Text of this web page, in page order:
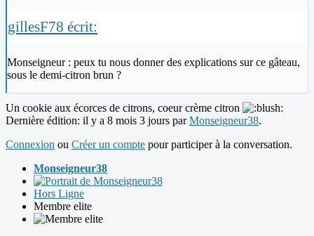
gillesF78 écrit:
Monseigneur : peux tu nous donner des explications sur ce gâteau,
sous le demi-citron brun ?
Un cookie aux écorces de citrons, coeur crème citron
Dernière édition: il y a 8 mois 3 jours parMonseigneur38.
Connexion ou Créer un compte pour participer à la conversation.
Monseigneur38
Hors Ligne
Membre elite